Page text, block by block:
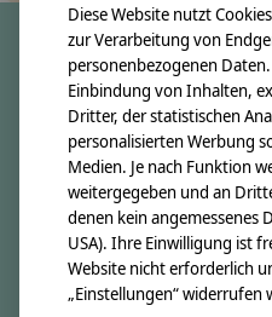
crêpes suzette
Über uns
Unsere Creppies
Nähkästchen
Unsere Stoffe
Impressum
Diese Website nutzt
zur Verarbeitung von
personenbezogenen
Einbindung von Inhalten,
Dritter, der statistischen
personalisierten Werbung
Medien. Je nach Funktion
weitergegeben und an
denen kein angemessenes
USA). Ihre Einwilligung ist
Website nicht erforderlich
„Einstellungen“ widerrufen